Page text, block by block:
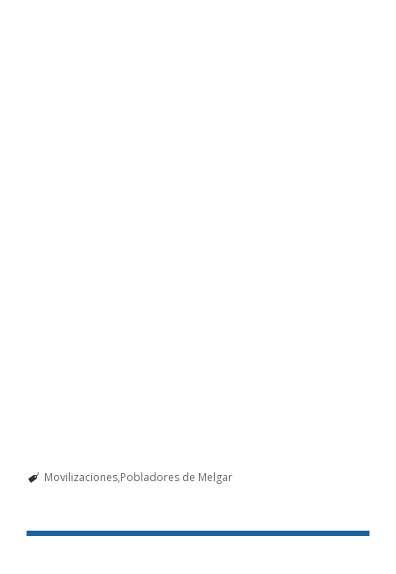
Movilizaciones Pobladores de Melgar